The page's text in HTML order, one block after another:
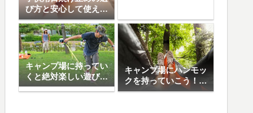
び方と安心して使える
日焼け止め5選
キャンプ場に持ってい
くと絶対楽しい遊び道
具10選
キャンプ場にハンモッ
クを持っていこう！お
すすめハンモック5選